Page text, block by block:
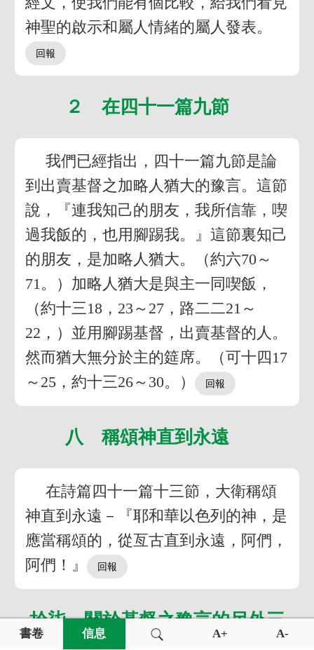
神聖的啟示和屬人情緒的屬人發表。
２ 在四十一篇九節
我們已經指出，四十一篇九節是論
到出賣基督之加略人猶大的豫言。這節
說，『連我知己的朋友，我所信靠，喫
過我飯的，也用腳踢我。』這節裏知己
的朋友，是加略人猶大。（約六70～
71。）加略人猶大是與主一同喫飯，
（約十三18，23～27，路二二21～
22，）並用腳踢基督，出賣基督的人。
然而猶大無分於主的筵席。（可十四17
～25，約十三26～30。）
八 稱頌神直到永遠
在詩篇四十一篇十三節，大衛稱頌
神直到永遠－『耶和華以色列的神，是
應當稱頌的，從亙古直到永遠，阿們，
阿們！』
拾柒 關於基督之豫言的另外三
點
書卷 信息 A+ A-